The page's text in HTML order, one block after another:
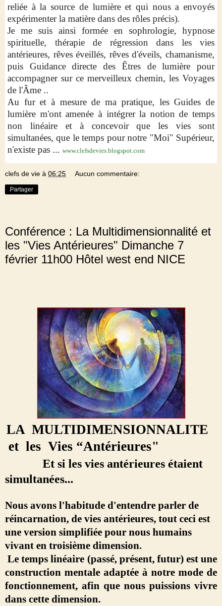
reliée à la source de lumière et qui nous a envoyés
expérimenter la matière dans des rôles précis).
Je me suis ainsi formée en sophrologie, hypnose
spirituelle, thérapie de régression dans les vies
antérieures, rêves éveillés, rêves d'éveils, chamanisme,
puis Guidance directe des Êtres de lumière pour
accompagner sur ce merveilleux chemin, les Voyages
de l'Âme ..
Au fur et à mesure de ma pratique, les Guides de
lumière m'ont amenée à intégrer la notion de temps
non linéaire et à concevoir que les vies sont
simultanées, que le temps pour notre "Moi" Supérieur,
n'existe pas ... www.clefsdevies.blogspot.com
clefs de vie à 06:25 Aucun commentaire:
Partager
Conférence : La Multidimensionnalité et
les "Vies Antérieures" Dimanche 7
février 11h00 Hôtel west end NICE
LA MULTIDIMENSIONNALITE
et les Vies “Antérieures"
Et si les vies antérieures étaient
simultanées...
Nous avons l'habitude d'entendre parler de
réincarnation, de vies antérieures, tout ceci est
une version simplifiée pour nous humains
vivant en troisième dimension.
Le temps linéaire (passé, présent, futur) est une
construction mentale adaptée à notre mode de
fonctionnement, afin que nous puissions vivre
dans cette dimension.